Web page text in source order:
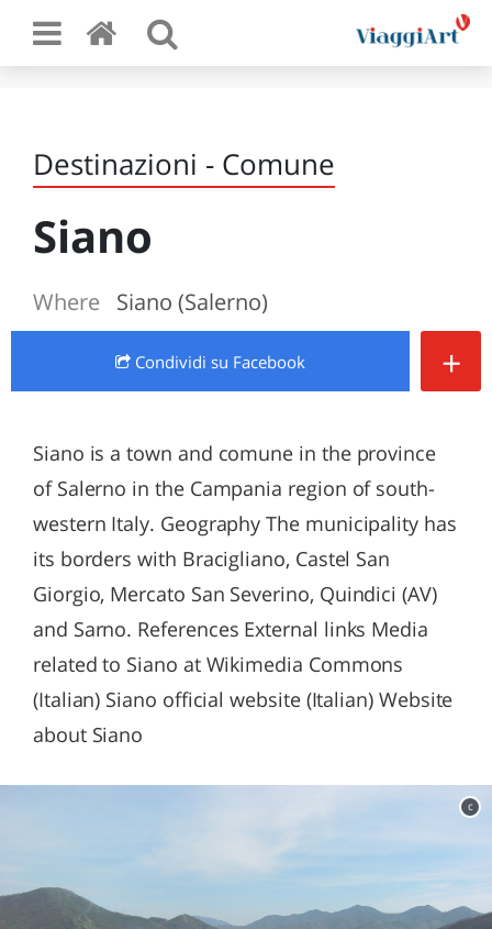
Destinazioni - Comune
Siano
Where Siano (Salerno)
Condividi su Facebook +
Siano is a town and comune in the province
of Salerno in the Campania region of south-
western Italy. Geography The municipality has
its borders with Bracigliano, Castel San
Giorgio, Mercato San Severino, Quindici (AV)
and Sarno. References External links Media
related to Siano at Wikimedia Commons
(Italian) Siano official website (Italian) Website
about Siano
c